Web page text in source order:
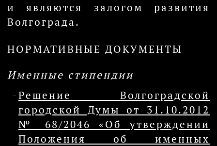
и являются залогом развития
Волгограда.
НОРМАТИВНЫЕ ДОКУМЕНТЫ
Именные стипендии
Решение Волгоградской
городской Думы от 31.10.2012
№ 68/2046 «Об утверждении
Положения об именных